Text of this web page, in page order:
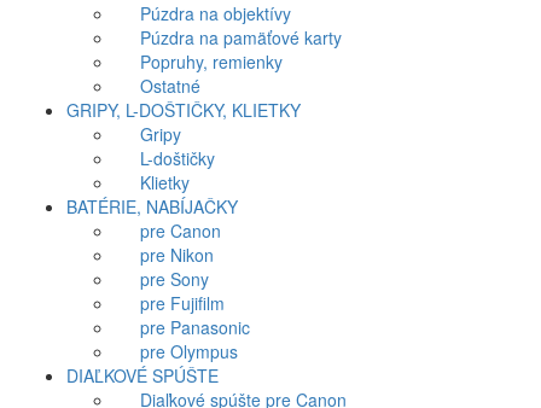
Púzdra na objektívy
Púzdra na pamäťové karty
Popruhy, remienky
Ostatné
GRIPY, L-DOŠTIČKY, KLIETKY
Gripy
L-doštičky
Klietky
BATÉRIE, NABÍJAČKY
pre Canon
pre Nikon
pre Sony
pre Fujifilm
pre Panasonic
pre Olympus
DIAĽKOVÉ SPÚŠTE
Diaľkové spúšte pre Canon